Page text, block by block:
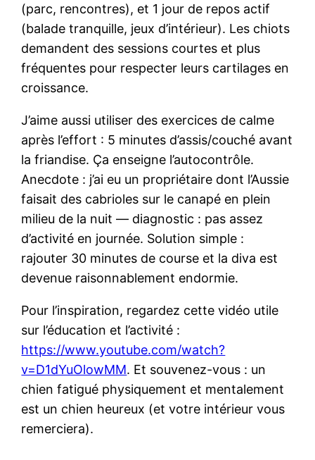
(parc, rencontres), et 1 jour de repos actif
(balade tranquille, jeux d’intérieur). Les chiots
demandent des sessions courtes et plus
fréquentes pour respecter leurs cartilages en
croissance.
J’aime aussi utiliser des exercices de calme
après l’effort : 5 minutes d’assis/couché avant
la friandise. Ça enseigne l’autocontrôle.
Anecdote : j’ai eu un propriétaire dont l’Aussie
faisait des cabrioles sur le canapé en plein
milieu de la nuit — diagnostic : pas assez
d’activité en journée. Solution simple :
rajouter 30 minutes de course et la diva est
devenue raisonnablement endormie.
Pour l’inspiration, regardez cette vidéo utile
sur l’éducation et l’activité :
https://www.youtube.com/watch?
v=D1dYuOlowMM. Et souvenez-vous : un
chien fatigué physiquement et mentalement
est un chien heureux (et votre intérieur vous
remerciera).